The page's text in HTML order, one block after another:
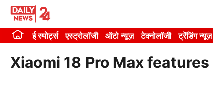
Skip
contentई स्पोर्ट्स एस्ट्रोलॉजी ऑटो न्यूज़ टेक्नोलॉजी ट्रेंडिंग न्यूज़
Xiaomi 18 Pro Max features